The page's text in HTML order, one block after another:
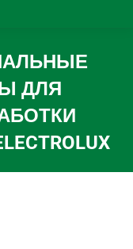
ДЛЯ